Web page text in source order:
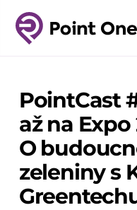
PointCast
až na
O
zeleniny s